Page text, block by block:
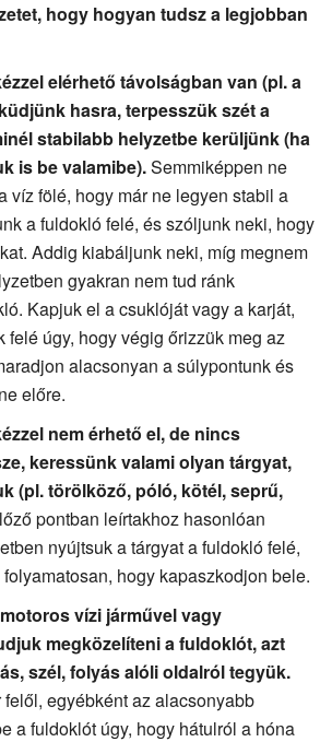
hogy hogyan tudsz a legjobban
elérhető távolságban van (pl. a
hasra, terpesszük szét a
stabilabb helyzetbe kerüljünk (ha
is be valamibe).Semmiképpen ne
víz fölé, hogy már ne legyen stabil a
a fuldokló felé, és szóljunk neki, hogy
Addig kiabáljunk neki, míg megnem
gyakran nem tud ránk
Kapjuk el a csuklóját vagy a karját,
felé úgy, hogy végig őrizzük meg az
alacsonyan a súlypontunk és
előre.
nem érhető el, de nincs
keressünk valami olyan tárgyat,
(pl. törölköző, póló, kötél, seprű,
pontban leírtakhoz hasonlóan
nyújtsuk a tárgyat a fuldokló felé,
hogy kapaszkodjon bele.
vízi járművel vagy
megközelíteni a fuldoklót, azt
szél, folyás alóli oldalról tegyük.
egyébként az alacsonyabb
a fuldoklót úgy, hogy hátulról a hóna